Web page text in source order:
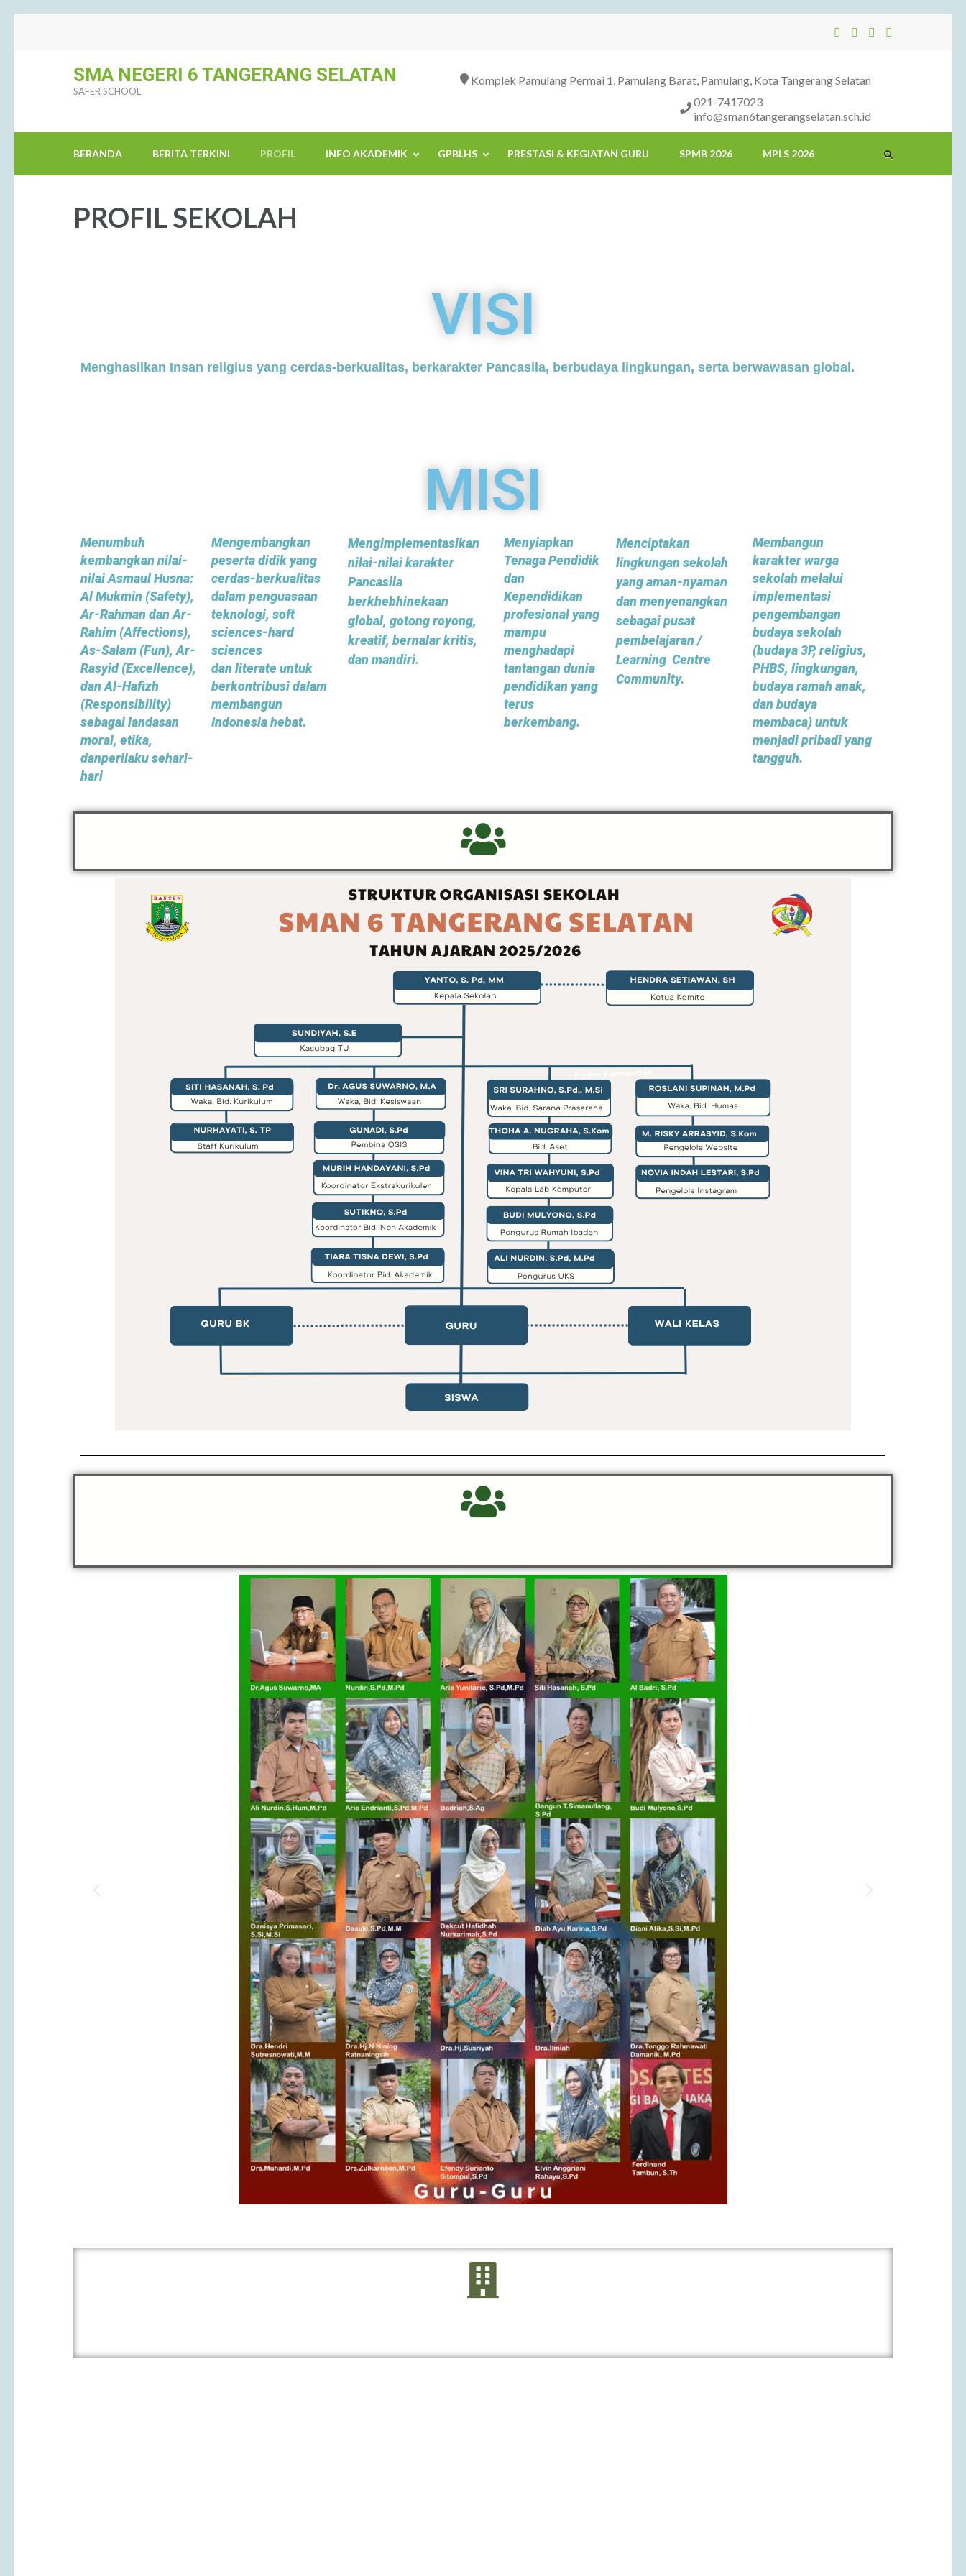
SMA NEGERI 6 TANGERANG SELATAN
SAFER SCHOOL
Komplek Pamulang Permai 1, Pamulang Barat, Pamulang, Kota Tangerang Selatan
021-7417023
info@sman6tangerangselatan.sch.id
BERANDA BERITA TERKINI PROFIL INFO AKADEMIK GPBLHS PRESTASI & KEGIATAN GURU SPMB 2026 MPLS 2026
PROFIL SEKOLAH
VISI
Menghasilkan Insan religius yang cerdas-berkualitas, berkarakter Pancasila, berbudaya lingkungan, serta berwawasan global.
MISI
Menumbuh
kembangkan nilai-
nilai Asmaul Husna:
Al Mukmin (Safety),
Ar-Rahman dan Ar-
Rahim (Affections),
As-Salam (Fun), Ar-
Rasyid (Excellence),
dan Al-Hafizh
(Responsibility)
sebagai landasan
moral, etika,
danperilaku sehari-
hari
Mengembangkan
peserta didik yang
cerdas-berkualitas
dalam penguasaan
teknologi,soft
sciences-hard
sciences
danliterateuntuk
berkontribusi dalam
membangun
Indonesia hebat.
Mengimplementasikan
nilai-nilai karakter
Pancasila
berkhebhinekaan
global, gotong royong,
kreatif, bernalar kritis,
dan mandiri.
Menyiapkan
Tenaga Pendidik
dan
Kependidikan
profesional yang
mampu
menghadapi
tantangan dunia
pendidikan yang
terus
berkembang.
Menciptakan
lingkungan sekolah
yang aman-nyaman
dan menyenangkan
sebagai pusat
pembelajaran /
Learning Centre
Community.
Membangun
karakter warga
sekolah melalui
implementasi
pengembangan
budaya sekolah
(budaya 3P, religius,
PHBS, lingkungan,
budaya ramah anak,
dan budaya
membaca) untuk
menjadi pribadi yang
tangguh.